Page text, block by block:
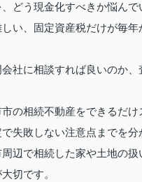
どう現金化すべきか悩んで
い、固定資産税だけが毎
社に相談すれば良いのか
の相続不動産をできるだ
失敗しない注意点までを分
辺で相続した家や土地の
切です。